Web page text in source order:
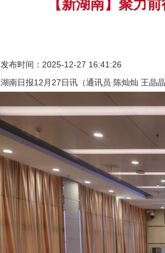
【新湖南】聚力
发布时间：2025-12-27 16:41:26
湖南日报12月27日讯（通讯员 陈灿灿 王晶